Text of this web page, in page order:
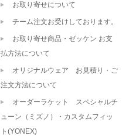
お取り寄せについて
チーム注文お受けしております。
お取り寄せ商品・ゼッケン お支
払方法について
オリジナルウェア お見積り・ご
注文方法について
オーダーラケット スペシャルチ
ューン（ミズノ）・カスタムフィッ
ト(YONEX)